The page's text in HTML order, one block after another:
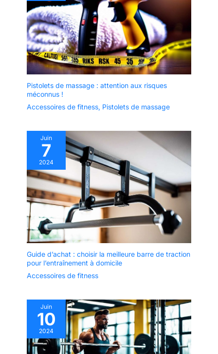
Pistolets de massage : attention aux risques
méconnus !
Accessoires de fitness, Pistolets de massage
Juin
7
2024
Guide d’achat : choisir la meilleure barre de traction
pour l’entraînement à domicile
Accessoires de fitness
Juin
10
2024